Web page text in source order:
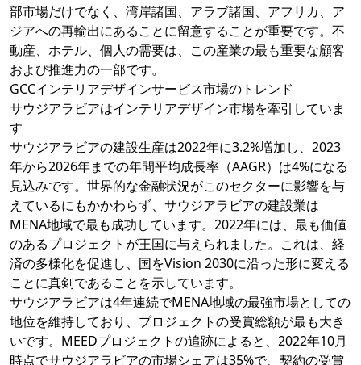
部市場だけでなく、湾岸諸国、アラブ諸国、アフリカ、ア
ジアへの再輸出にあることに留意することが重要です。不
動産、ホテル、個人の需要は、この産業の最も重要な顧客
および推進力の一部です。
GCCインテリアデザインサービス市場のトレンド
サウジアラビアはインテリアデザイン市場を牽引していま
す
サウジアラビアの建設生産は2022年に3.2%増加し、2023
年から2026年までの年間平均成長率（AAGR）は4%になる
見込みです。世界的な金融状況がこのセクターに影響を与
えているにもかかわらず、サウジアラビアの建設業は
MENA地域で最も成功しています。2022年には、最も価値
のあるプロジェクトが王国に与えられました。これは、経
済の多様化を促進し、国をVision 2030に沿った形に変える
ことに真剣であることを示しています。
サウジアラビアは4年連続でMENA地域の最強市場としての
地位を維持しており、プロジェクトの受賞総額が最も大き
いです。MEEDプロジェクトの追跡によると、2022年10月
時点でサウジアラビアの市場シェアは35%で、契約の受賞